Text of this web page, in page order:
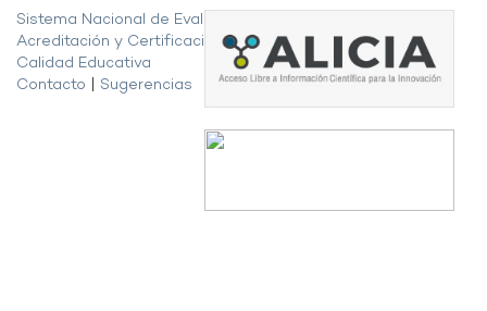
Sistema Nacional de Evaluación,
Acreditación y Certificación de la
Calidad Educativa
Contacto
Sugerencias